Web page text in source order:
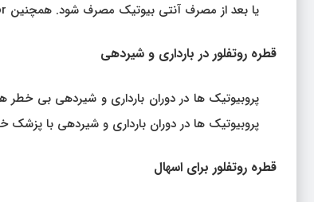
یا بعد از مصرف آنتی بیوتیک مصرف شود. همچنین Reuteflor هیچ تداخلی با غذا ندارد.
قطره روتفلور در بارداری و شیردهی
پروبیوتیک ها در دوران بارداری و شیردهی بی خطر
پروبیوتیک ها در دوران بارداری و شیردهی با پزشک
قطره روتفلور برای اسهال